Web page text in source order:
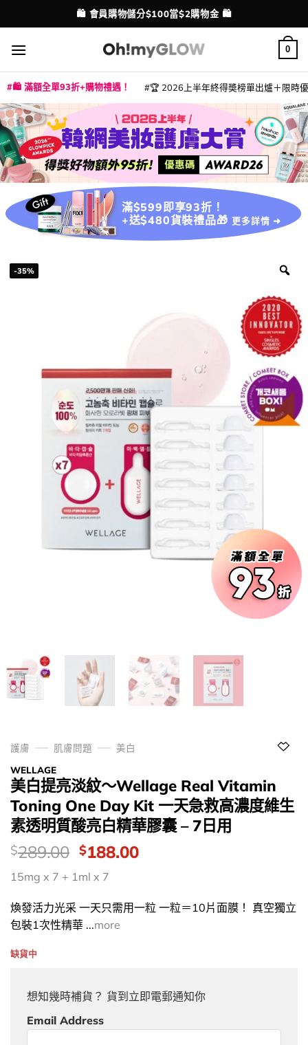
to
content
配送港澳
🛍️ 會員購物儲分$100當$2購物金 🛍️
💳 支援消費券、FPS、八達通、PAYME、信用卡付款
0
🛍️ 滿額全單93折+購物禮遇！ 🏆 2026上半年終得奬榜單出爐＋限時
滿$599即享93折！
+送$480貨裝禮品🎁 更多詳情 ➜
-35%
護膚 肌膚問題
美白
WELLAGE
美白提亮淡紋～Wellage Real Vitamin
Toning One Day Kit 一天急救高濃度維生
素透明質酸亮白精華膠囊 – 7日用
價
錢：
$289.00 Original
price
was:
$289.00.
$188.00Current
$188.00.
15mg x 7 + 1ml x 7
煥發活力光采 一天只需用一粒 一粒＝10片面膜！ 真空獨立
包裝1次性精華 ...more
缺貨中
想知幾時補貨？ 貨到立即電郵通知你
Email Address